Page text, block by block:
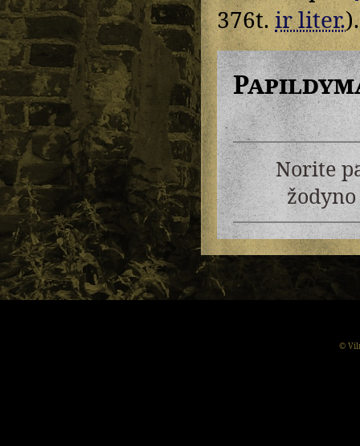
376t.ir liter.
Norite
©